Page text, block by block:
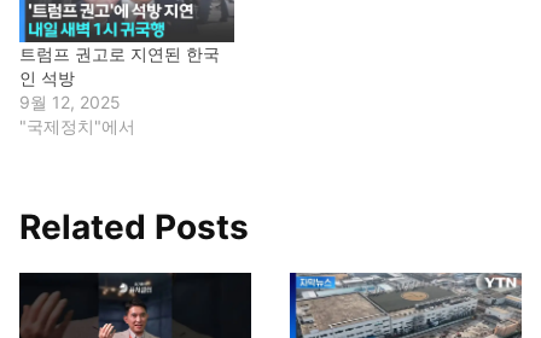
트럼프 권고로 지연된 한국
인 석방
9월 12, 2025
"국제정치"에서
Related Posts